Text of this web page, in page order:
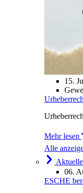
15.
Mehr lesen
Alle
06.
ESCHE